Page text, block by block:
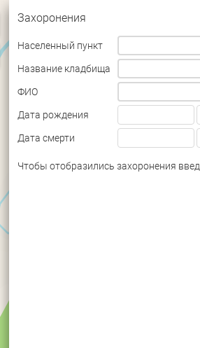
Захоронения
Password
Населенный пункт
Название кладбища
ФИО
Дата рождения
Дата смерти
Чтобы отобразились захоронения